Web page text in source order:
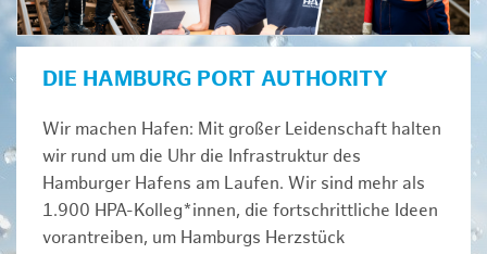
DIE HAMBURG PORT AUTHORITY
Wir machen Hafen: Mit großer Leidenschaft halten
wir rund um die Uhr die Infrastruktur des
Hamburger Hafens am Laufen. Wir sind mehr als
1.900 HPA-Kolleg*innen, die fortschrittliche Ideen
vorantreiben, um Hamburgs Herzstück